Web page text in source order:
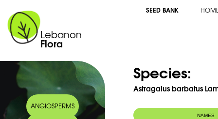
Lebanon
Flora
SEED BANK
ANGIOSPERMS
Species:
Astragalus barbatus
NAMES